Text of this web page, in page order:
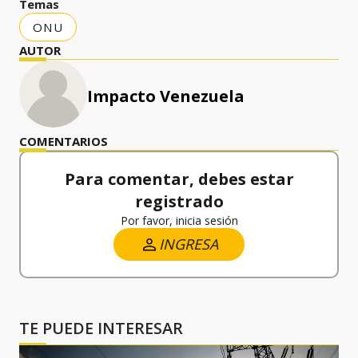
Temas
ONU
AUTOR
Impacto Venezuela
COMENTARIOS
Para comentar, debes estar
registrado
Por favor, inicia sesión
INGRESA
TE PUEDE INTERESAR